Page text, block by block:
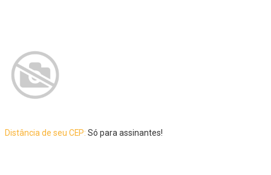
Distância de seu CEP: Só para assinantes!